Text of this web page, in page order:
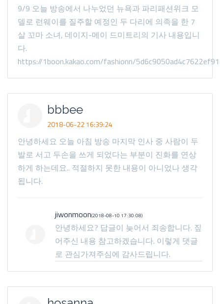
9/9 오늘 방송에서 나누었던 뉴욕과 파리패션위크 모
델로 런웨이를 질주할 예정인 두 다리에 의족을 한 7
살 꼬마 소녀, 데이지-메이 드미트리의 기사 내용입니
다.
https://1boon.kakao.com/fashionn/
bbbee
2018-06-22 16:39:24
안녕하세요 오늘 아침 방송 마지막 인사 중 사람이 두
발로 서고 두손을 쓰게 되었다는 부분이 진화를 연상
하게 하는데요.. 적절하지 못한 내용이 아니었나 생각
됩니다.
jiwonmoon(2018-08-10 17:30:08)
안녕하세요? 답글이 늦어서 죄송합니다. 짚
어주신 내용 참고하겠습니다. 이렇게 댓글
로 관심가져주심에 감사드립니다.